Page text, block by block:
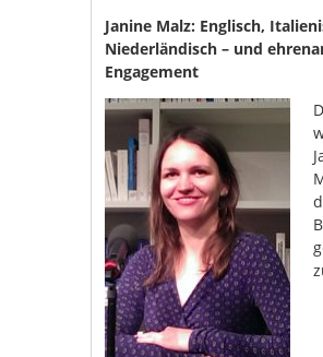
Janine Malz: Englisch,
Niederländisch – und
Engagement